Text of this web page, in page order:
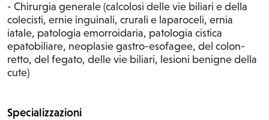
- Chirurgia generale (calcolosi delle vie biliari e della
colecisti, ernie inguinali, crurali e laparoceli, ernia
iatale, patologia emorroidaria, patologia cistica
epatobiliare, neoplasie gastro-esofagee, del colon-
retto, del fegato, delle vie biliari, lesioni benigne della
cute)
Specializzazioni